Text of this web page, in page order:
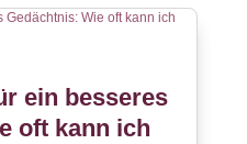
ein besseres
oft kann ich